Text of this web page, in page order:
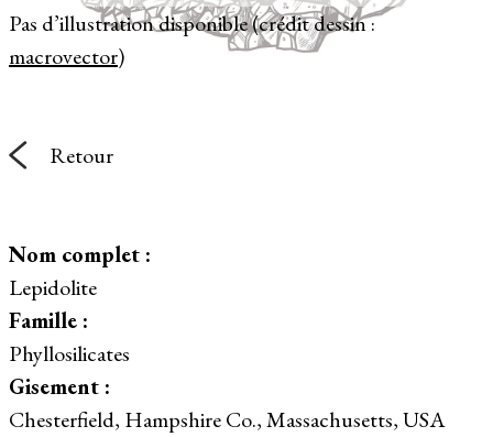
Pas d’illustration disponible (crédit dessin :
macrovector)
Retour
Nom complet :
Lepidolite
Famille :
Phyllosilicates
Gisement :
Chesterfield, Hampshire Co., Massachusetts, USA